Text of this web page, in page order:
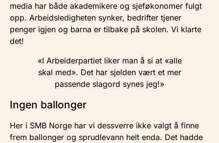
media har både akademikere og sjeføkonomer fulgt
opp. Arbeidsledigheten synker, bedrifter tjener
penger igjen og barna er tilbake på skolen. Vi klarte
det!
«I Arbeiderpartiet liker man å si at «alle
skal med». Det har sjelden vært et mer
passende slagord synes jeg!»
Ingen ballonger
Her i SMB Norge har vi dessverre ikke valgt å finne
frem ballonger og sprudlevann helt enda. Det hadde